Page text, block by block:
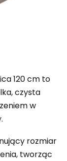
120 cm to
czysta
w
rozmiar
tworząc